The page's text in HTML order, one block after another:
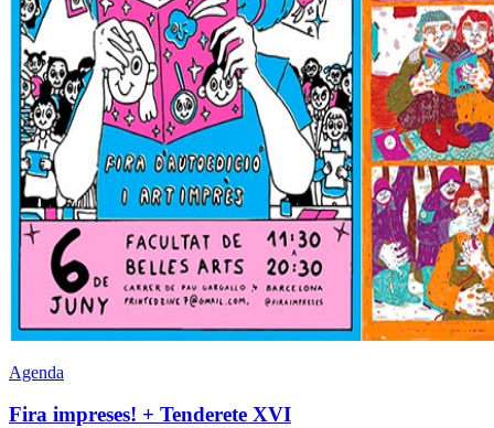
Agenda
Fira impreses! + Tenderete XVI